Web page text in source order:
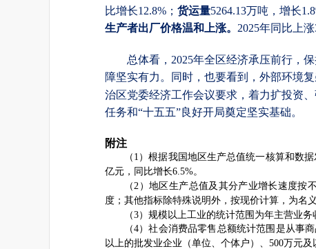
比增长12.8%； 货运量5264.13万吨，增长
生产者出厂价格温和上涨。 2025年同比上
总体看， 2025年全区经济承压前行，
障坚实有力。同时，也要看到，外部环境
治区党委经济工作会议要求，着力扩投资
任务和“十五五”良好开局奠定坚实基础。
附注
（ 1 ）根据我国地区生产总值统一核算和数
亿元，同比增长6.5%。
（ 2 ）地区生产总值及其分产业增长速度按
度；其他指标除特殊说明外，按现价计算，为名义
（3）规模以上工业的统计范围为年主营业务
（4）社会消费品零售总额统计范围是从事
以上的批发业企业（单位、个体户）、 500万元及